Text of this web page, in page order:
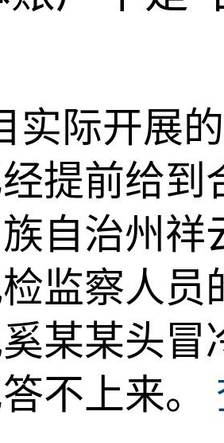
实际开展
提前给到
自治州祥
监察人员
某某头冒
不上来。